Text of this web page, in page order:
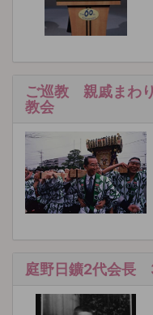
ご巡教 親戚まわ
教会
庭野日鑛2代会長